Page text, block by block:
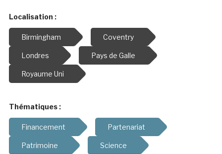
Localisation :
Birmingham Coventry
Londres Pays de Galle
Royaume Uni
Thématiques :
Financement Partenariat
Patrimoine Science